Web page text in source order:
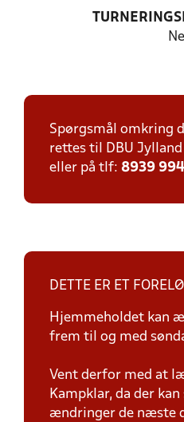
Spørgsmål omkring
rettes til DBU Jylland
eller på tlf: 8939
DETTE ER ET
Hjemmeholdet kan
frem til og med
Vent derfor med at
Kampklar, da der kan
ændringer de næste